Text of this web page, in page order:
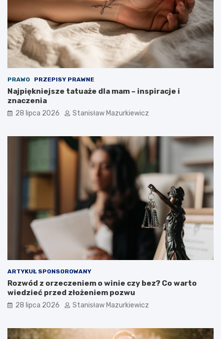
PRAWO PRZEPISY PRAWNE
Najpiękniejsze tatuaże dla mam – inspiracje i
znaczenia
28 lipca 2026 Stanisław Mazurkiewicz
ARTYKUŁ SPONSOROWANY
Rozwód z orzeczeniem o winie czy bez? Co warto
wiedzieć przed złożeniem pozwu
28 lipca 2026 Stanisław Mazurkiewicz